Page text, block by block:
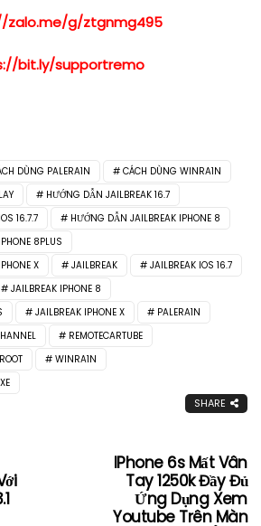
zalo.me/g/ztgnmg495
bit.ly/supportremo
DÙNG PALERA1N
CÁCH DÙNG WINRA1N
HƯỚNG DẪN JAILBREAK 16.7
16.7.7
HƯỚNG DẪN JAILBREAK IPHONE 8
8PLUS
X
JAILBREAK
JAILBREAK IOS 16.7
JAILBREAK IPHONE 8
JAILBREAK IPHONE X
PALERA1N
REMOTECARTUBE
ROOT
WINRA1N
SHARE
IPhone 6s Mất Vân
Tay 1250k Đầy Đủ
Ứng Dụng Xem
Youtube Trên Màn